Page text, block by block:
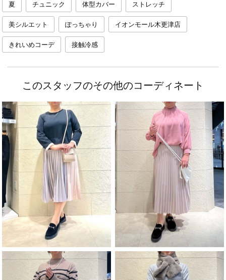
夏 チュニック 体型カバー ストレッチ
美シルエット ぽっちゃり イオンモール木更津店
きれいめコーデ 接触冷感
このスタッフのその他のコーディネート